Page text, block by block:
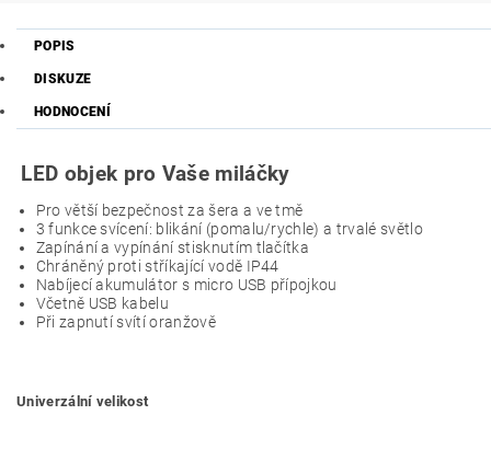
POPIS
DISKUZE
HODNOCENÍ
LED objek pro Vaše miláčky
Pro větší bezpečnost za šera a ve tmě
3 funkce svícení: blikání (pomalu/rychle) a trvalé světlo
Zapínání a vypínání stisknutím tlačítka
Chráněný proti stříkající vodě IP44
Nabíjecí akumulátor s micro USB přípojkou
Včetně USB kabelu
Při zapnutí svítí oranžově
Univerzální velikost